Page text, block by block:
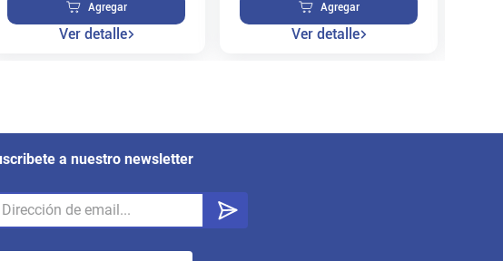
Agregar
Ver detalle
Agregar
Ver detalle
a nuestro newsletter